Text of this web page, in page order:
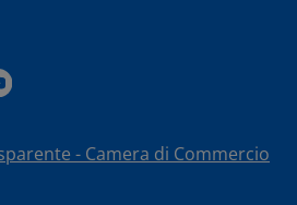
- Camera di Commercio